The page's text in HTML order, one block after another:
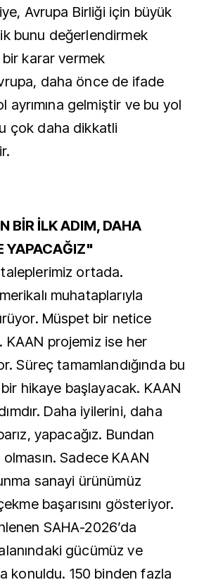
Avrupa Birliği için büyük
bunu değerlendirmek
karar vermek
daha önce de ifade
ayrımına gelmiştir ve bu yol
çok daha dikkatli
BİR İLK ADIM, DAHA
YAPACAĞIZ"
ortada.
muhataplarıyla
Müspet bir netice
KAAN projemiz ise her
Süreç tamamlandığında bu
hikaye başlayacak. KAAN
Daha iyilerini, daha
yapacağız. Bundan
Sadece KAAN
sanayi ürünümüz
başarısını gösteriyor.
SAHA-2026’da
gücümüz ve
konuldu. 150 binden fazla